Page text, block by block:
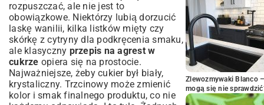
rozpuszczać, ale nie jest to
obowiązkowe. Niektórzy lubią dorzucić
laskę wanilii, kilka listków mięty czy
skórkę z cytryny dla podkręcenia smaku,
ale klasyczny przepis na agrest w
cukrze opiera się na prostocie.
Najważniejsze, żeby cukier był biały,
krystaliczny. Trzcinowy może zmienić
kolor i smak finalnego produktu, co nie
Zlewozmywaki Blanco
mogą się nie